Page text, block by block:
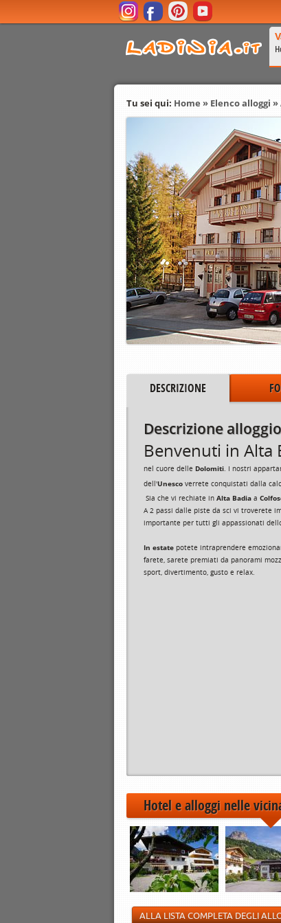
Tu sei qui: Home» Elenco alloggi »
DESCRIZIONE
Descrizione alloggio
Benvenuti in Alta
nel cuore delle Dolomiti. I nostri
dell'Unesco verrete conquistati dalla
Sia che vi rechiate in Alta Badia a
A 2 passi dalle piste da sci vi troverete
importante per tutti gli appassionati
In estate potete intraprendere
farete, sarete premiati da panorami
sport, divertimento, gusto e relax.
Hotel e alloggi nelle
ALLA LISTA COMPLETA DEGLI